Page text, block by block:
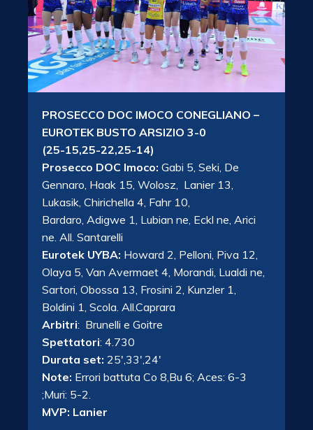
PROSECCO DOC IMOCO CONEGLIANO –
EUROTEK BUSTO ARSIZIO 3-0
(25-15,25-22,25-14)
Prosecco DOC Imoco: Gabi 5, Seki, De
Gennaro, Haak 15, Wolosz, Lanier 13,
Lukasik, Chirichella 4, Fahr 10,
Bardaro, Adigwe 1, Lubian ne, Eckl ne, Arici
ne. All. Santarelli
Eurotek UYBA: Howard 2, Pelloni, Piva 12,
Olaya 5, Van Avermaet 4, Morandi, Lualdi ne,
Sartori, Obossa 13, Frosini 2, Kunzler 1,
Boldini 1, Scola. All.Caprara
Arbitri: Brunelli e Goitre
Spettatori: 4.730
Durata set: 25′,33′,24′
Note: Errori battuta Co 8,Bu 6; Aces: 6-3
;Muri: 5-2.
MVP: Lanier